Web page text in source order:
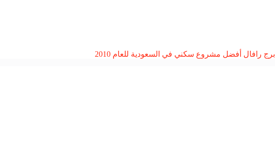
برج رافال أفضل مشروع سكني في السعودية للعام 2010